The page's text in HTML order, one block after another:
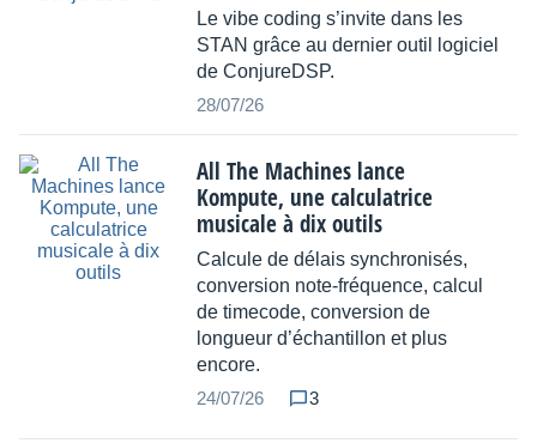
Le vibe coding s’invite dans les
STAN grâce au dernier outil logiciel
de ConjureDSP.
28/07/26
All The Machines lance
Kompute, une calculatrice
musicale à dix outils
Calcule de délais synchronisés,
conversion note-fréquence, calcul
de timecode, conversion de
longueur d’échantillon et plus
encore.
24/07/26
3